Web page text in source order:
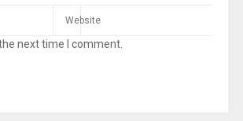
next time I comment.